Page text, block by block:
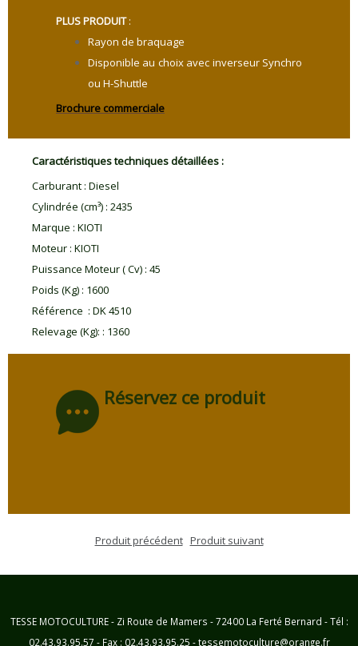
PLUS PRODUIT:
Rayon de braquage
Disponible au choix avec inverseur Synchro
ou H-Shuttle
Brochure commerciale
Caractéristiques techniques détaillées :
Carburant : Diesel
Cylindrée (cm³) : 2435
Marque : KIOTI
Moteur : KIOTI
Puissance Moteur ( Cv) : 45
Poids (Kg) : 1600
Référence : DK 4510
Relevage (Kg): : 1360
Réservez ce produit
Produit précédent Produit suivant
TESSE MOTOCULTURE - Zi Route de Mamers - 72400 La Ferté Bernard - Tél :
02.43.93.95.57 - Fax : 02.43.93.95.25 - tessemotoculture@orange.fr